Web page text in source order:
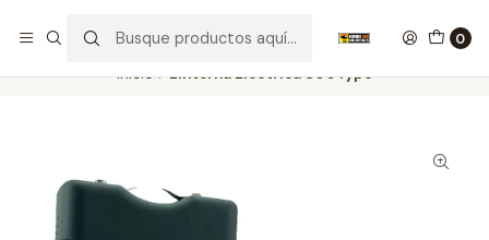
0
Inicio Linterna Electrica 800Type